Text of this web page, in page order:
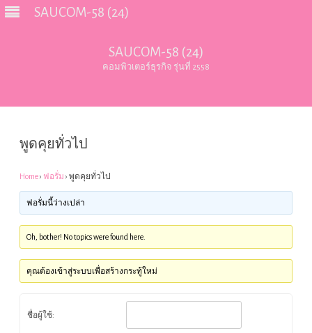
SAUCOM-58 (24)
SAUCOM-58 (24)
คอมพิวเตอร์ธุรกิจ รุ่นที่ 2558
พูดคุยทั่วไป
Home› ฟอรั่ม › พูดคุยทั่วไป
ฟอรั่มนี้ว่างเปล่า
Oh, bother! No topics were found here.
คุณต้องเข้าสู่ระบบเพื่อสร้างกระทู้ใหม่
ชื่อผู้ใช้: